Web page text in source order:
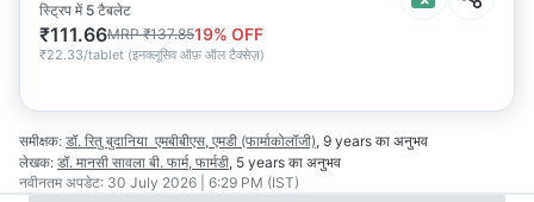
स्ट्रिप में 5 टैबलेट
₹111.66MRP₹137.8519% OFF
₹22.33/tablet (इनक्लूसिव ऑफ़ ऑल टैक्सेज़)
समीक्षक: डॉ. रितु बुदानिया एमबीबीएस, एमडी (फार्माकोलॉजी), 9 years का अनुभव
लेखक: डॉ. मानसी सावला बी. फार्म, फार्मडी, 5 years का अनुभव
नवीनतम अपडेट: 30 July 2026 | 6:29 PM (IST)